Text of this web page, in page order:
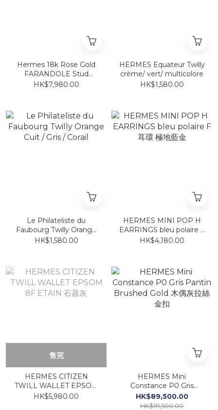
Hermes 18k Rose Gold
FARANDOLE Stud
Earrings 豬鼻耳環 18k玫瑰
HK$7,980.00
HERMES Equateur Twilly
crème/ vert/ multicolore
HK$1,580.00
Le Philateliste du
Faubourg Twilly Orange
Cuit / Gris / Corail
HK$1,580.00
HERMES MINI POP H
EARRINGS bleu polaire F
耳環 極地藍金
HK$4,180.00
售完
HERMES CITIZEN
TWILL WALLET EPSOM
8F ETAIN 石器灰
HK$5,980.00
HERMES Mini
Constance P0 Gris
Pantin Brushed Gold 木偶
灰拉絲金扣
HK$89,500.00
HK$91,500.00